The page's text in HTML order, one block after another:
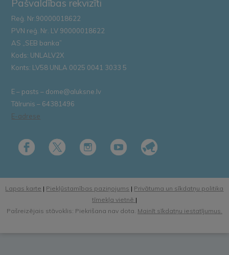
Pašvaldības rekvizīti
Reģ. Nr.90000018622
PVN reģ. Nr. LV 90000018622
AS „SEB banka”
Kods: UNLALV2X
Konts: LV58 UNLA 0025 0041 3033 5
E – pasts – dome@aluksne.lv
Tālrunis – 64381496
E-adrese
Lapas karte | Piekļūstamības paziņojums | Privātuma un sīkdatņu politika
tīmekļa vietnē |
Pašreizējais stāvoklis: Piekrišana nav dota. Mainīt sīkdatņu iestatījumus.